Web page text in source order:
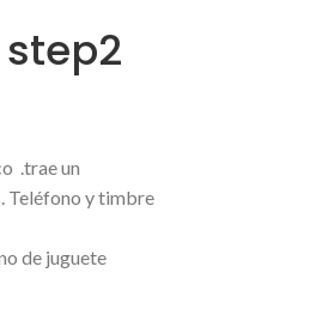
step2
.trae un
Teléfono y timbre
de juguete